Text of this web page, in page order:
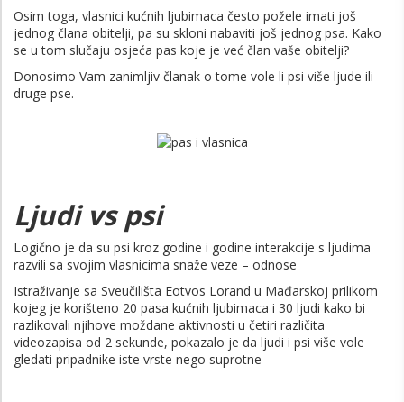
Osim toga, vlasnici kućnih ljubimaca često požele imati još
jednog člana obitelji, pa su skloni nabaviti još jednog psa. Kako
se u tom slučaju osjeća pas koje je već član vaše obitelji?
Donosimo Vam zanimljiv članak o tome vole li psi više ljude ili
druge pse.
Ljudi vs psi
Logično je da su psi kroz godine i godine interakcije s ljudima
razvili sa svojim vlasnicima snaže veze – odnose
Istraživanje sa Sveučilišta Eotvos Lorand u Mađarskoj prilikom
kojeg je korišteno 20 pasa kućnih ljubimaca i 30 ljudi kako bi
razlikovali njihove moždane aktivnosti u četiri različita
videozapisa od 2 sekunde, pokazalo je da ljudi i psi više vole
gledati pripadnike iste vrste nego suprotne